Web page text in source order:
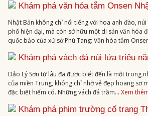
Khám phá văn hóa tắm Onsen
Nhật Bản không chỉ nổi tiếng với hoa anh đào, núi
phố hiện đại, mà còn sở hữu một di sản văn hóa
quốc bảo của xứ sở Phù Tang: Văn hóa tắm
Khám phá vách đá núi lửa triệu
Dảo Lý Sơn từ lâu đã được biết đến là một trong
của miền Trung, không chỉ nhờ vẻ đẹp hoang sơ
đặc biệt hiếm có. Những vách đá trầm... Xem
Khám phá phim trường cổ trang